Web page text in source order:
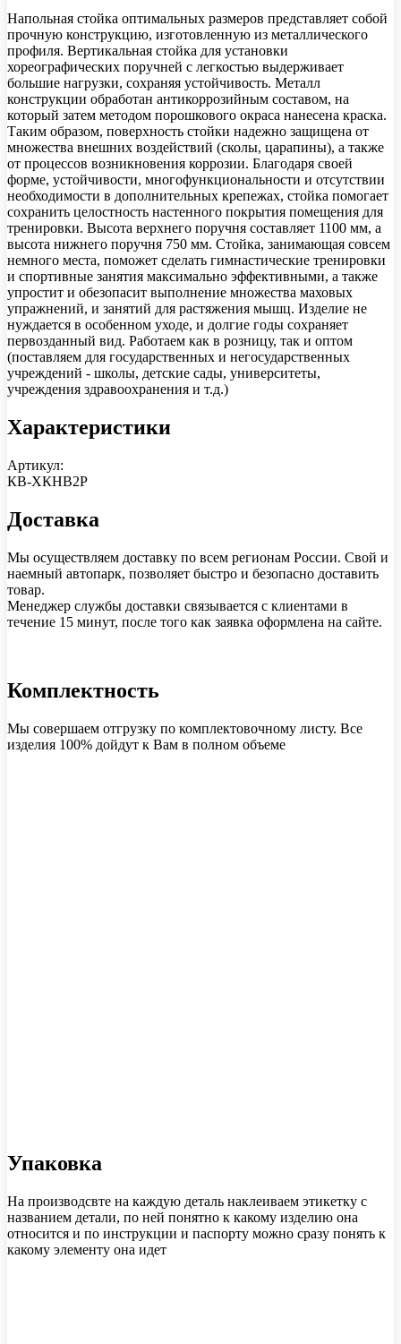
Напольная стойка оптимальных размеров представляет собой
прочную конструкцию, изготовленную из металлического
профиля. Вертикальная стойка для установки
хореографических поручней с легкостью выдерживает
большие нагрузки, сохраняя устойчивость. Металл
конструкции обработан антикоррозийным составом, на
который затем методом порошкового окраса нанесена краска.
Таким образом, поверхность стойки надежно защищена от
множества внешних воздействий (сколы, царапины), а также
от процессов возникновения коррозии. Благодаря своей
форме, устойчивости, многофункциональности и отсутствии
необходимости в дополнительных крепежах, стойка помогает
сохранить целостность настенного покрытия помещения для
тренировки. Высота верхнего поручня составляет 1100 мм, а
высота нижнего поручня 750 мм. Стойка, занимающая совсем
немного места, поможет сделать гимнастические тренировки
и спортивные занятия максимально эффективными, а также
упростит и обезопасит выполнение множества маховых
упражнений, и занятий для растяжения мышц. Изделие не
нуждается в особенном уходе, и долгие годы сохраняет
первозданный вид. Работаем как в розницу, так и оптом
(поставляем для государственных и негосударственных
учреждений - школы, детские сады, университеты,
учреждения здравоохранения и т.д.)
Характеристики
Артикул:
КВ-ХКНВ2Р
Доставка
Мы осуществляем доставку по всем регионам России. Свой и
наемный автопарк, позволяет быстро и безопасно доставить
товар.
Менеджер службы доставки связывается с клиентами в
течение 15 минут, после того как заявка оформлена на сайте.
Комплектность
Мы совершаем отгрузку по комплектовочному листу. Все
изделия 100% дойдут к Вам в полном объеме
Упаковка
На производсвте на каждую деталь наклеиваем этикетку с
названием детали, по ней понятно к какому изделию она
относится и по инструкции и паспорту можно сразу понять к
какому элементу она идет